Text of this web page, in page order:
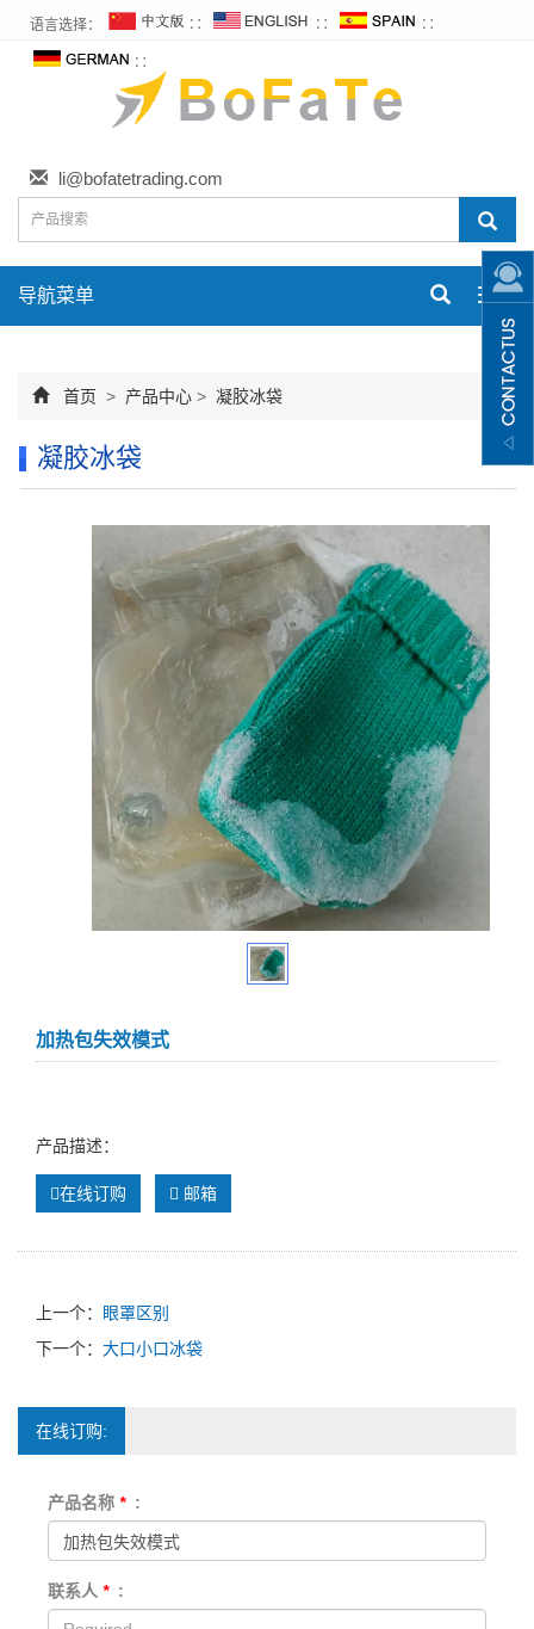
语言选择： ∷ ∷ ∷
∷
li@bofatetrading.com
导航菜单
首页 > 产品中心 > 凝胶冰袋
凝胶冰袋
加热包失效模式
产品描述：
在线订购 邮箱
上一个：
眼罩区别
下一个： 大口小口冰袋
在线订购:
产品名称 * :
联系人 * :